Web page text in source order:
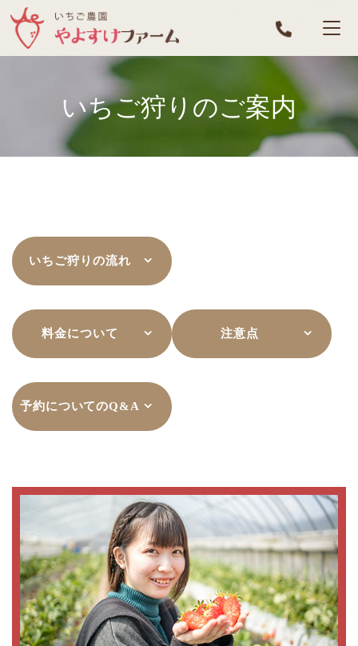
いちご狩りのご案内
いちご狩りの流れ
料金について 注意点
予約についてのQ&A